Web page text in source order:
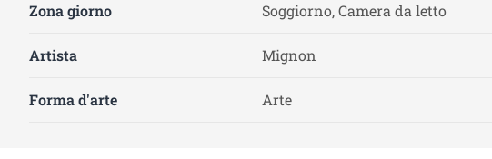
Zona giorno Soggiorno, Camera da letto
Artista Mignon
Forma d'arte Arte